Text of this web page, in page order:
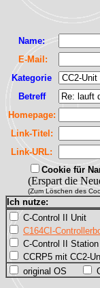
Name:
E-Mail:
Kategorie
Betreff
Homepage:
Link-Titel:
Link-URL:
Cookie für
(Erspart die
(Zum Löschen des
Ich nutze:
C-Control II Unit
C164CI-
C-Control II Station
CCRP5 mit CC2-
original OS